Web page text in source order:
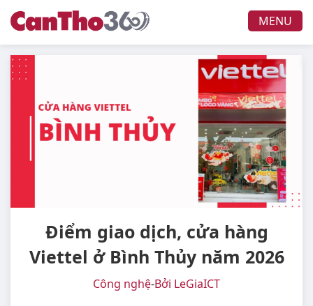
MENU
Điểm giao dịch, cửa hàng
Viettel ở Bình Thủy năm 2026
Công nghệ-Bởi LeGiaICT